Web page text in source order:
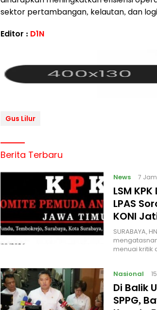
sektor pertambangan, kelautan, dan
Editor : D1N
Gus Lilur
Berita Terbaru
News 7
LSM
LPAS
KONI
SURABAYA,
menuai
Nasional
Di Balik
SPPG,